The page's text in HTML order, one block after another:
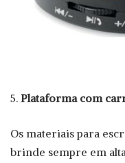
Plataforma com
Os materiais para
brinde sempre em